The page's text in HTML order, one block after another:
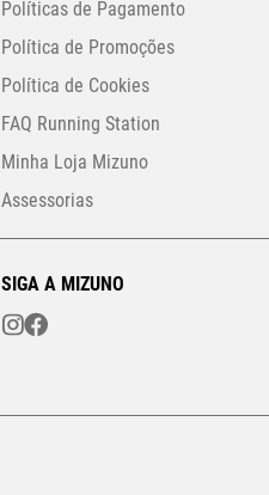
Políticas de Pagamento
Política de Promoções
Política de Cookies
FAQ Running Station
Minha Loja Mizuno
Assessorias
SIGA A MIZUNO